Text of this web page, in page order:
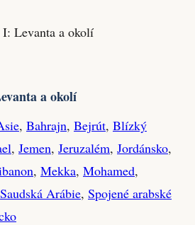
Levanta a okolí
a okolí
, Bahrajn, Bejrút, Blízký
, Jemen, Jeruzalém, Jordánsko,
, Mekka, Mohamed,
Saudská Arábie, Spojené arabské